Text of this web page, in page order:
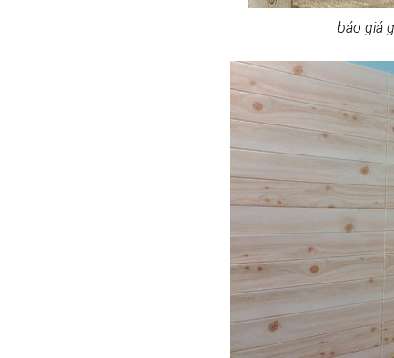
báo giá